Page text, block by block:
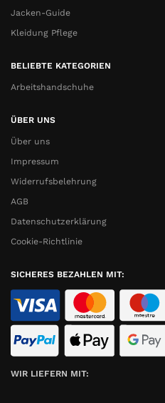
Jacken-Guide
Kleidung Pflege
BELIEBTE KATEGORIEN
Arbeitshandschuhe
ÜBER UNS
Über uns
Impressum
Widerrufsbelehrung
AGB
Datenschutzerklärung
Cookie-Richtlinie
SICHERES BEZAHLEN MIT:
WIR LIEFERN MIT: